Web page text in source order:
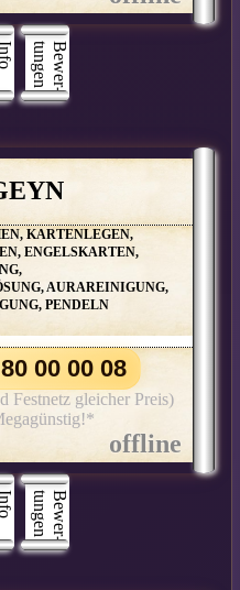
Info B
e
w
e
r
­
t
u
n
g
e
n
KARTENLEGEN,
ENGELSKARTEN,
AURAREINIGUNG,
PENDELN
Info B
e
w
e
r
­
t
u
n
g
e
n
00 00 08
gleicher Preis)